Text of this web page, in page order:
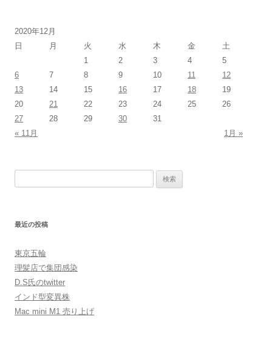
2020年12月
日
月 火 水 木 金
土
1
2 3 4
5
6
7 8 9 10 11
12
13
14 15 16 17 18
19
20
21 22 23 24 25
26
27
28 29 30
31
« 11月
1月 »
最近の投稿
東京五輪
理髪店で集団感染
D.S氏のtwitter
インド型変異株
Mac mini M1 売り上げ